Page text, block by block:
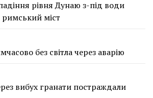
рівня Дунаю з-під води
римський міст
без світла через аварію
вибух гранати постраждали